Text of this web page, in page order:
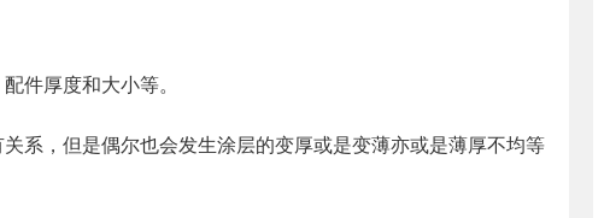
件厚度和大小等。
系，但是偶尔也会发生涂层的变厚或是变薄亦或是薄厚不均等